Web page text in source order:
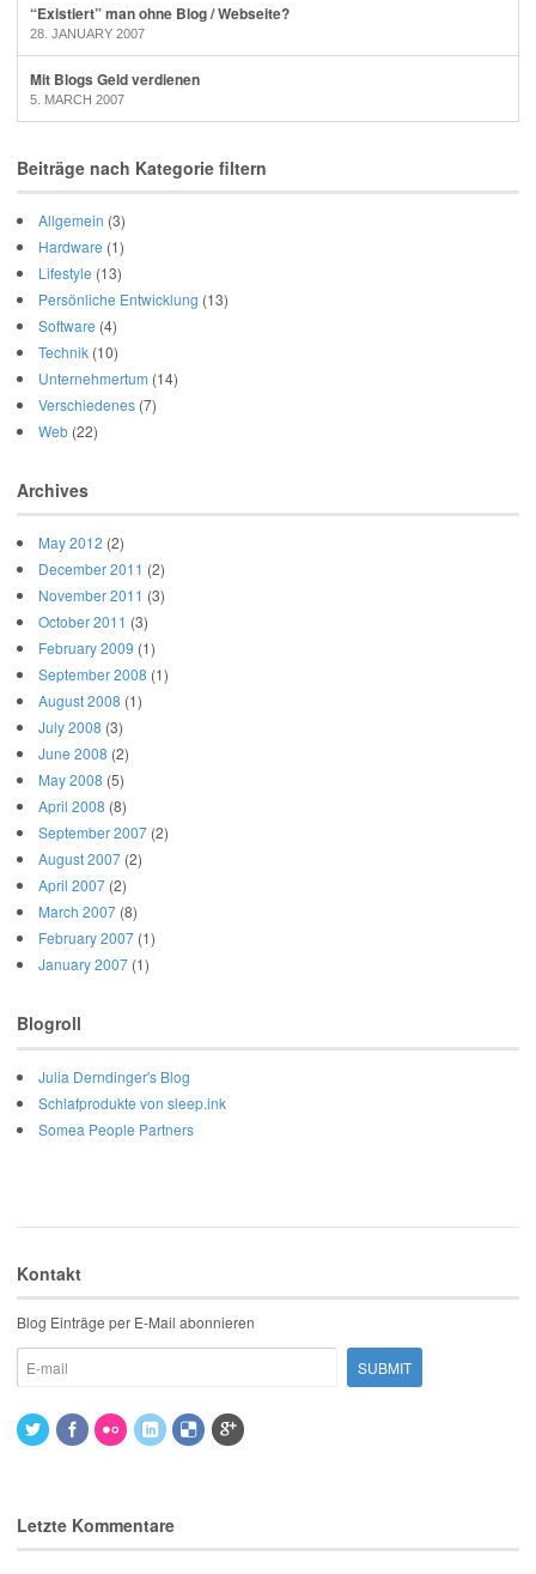
“Existiert” man ohne Blog / Webseite?
28. JANUARY 2007
Mit Blogs Geld verdienen
5. MARCH 2007
Beiträge nach Kategorie filtern
Allgemein (3)
Hardware (1)
Lifestyle (13)
Persönliche Entwicklung (13)
Software (4)
Technik (10)
Unternehmertum (14)
Verschiedenes (7)
Web (22)
Archives
May 2012 (2)
December 2011 (2)
November 2011 (3)
October 2011 (3)
February 2009 (1)
September 2008 (1)
August 2008 (1)
July 2008 (3)
June 2008 (2)
May 2008 (5)
April 2008 (8)
September 2007 (2)
August 2007 (2)
April 2007 (2)
March 2007 (8)
February 2007 (1)
January 2007 (1)
Blogroll
Julia Derndinger's Blog
Schlafprodukte von sleep.ink
Somea People Partners
Kontakt
Blog Einträge per E-Mail abonnieren
Letzte Kommentare